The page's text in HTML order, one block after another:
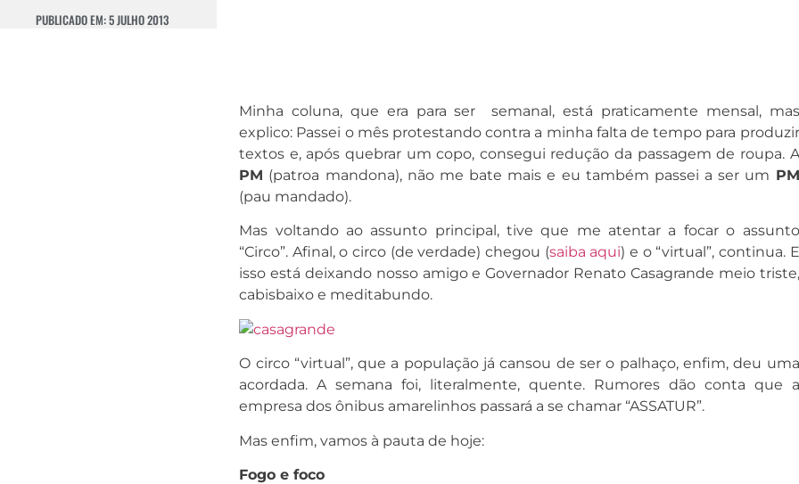
PUBLICADO EM:5 JULHO 2013
Minha coluna, que era para ser semanal, está praticamente mensal, mas
explico: Passei o mês protestando contra a minha falta de tempo para produzir
textos e, após quebrar um copo, consegui redução da passagem de roupa. A
PM (patroa mandona), não me bate mais e eu também passei a ser um PM
(pau mandado).
Mas voltando ao assunto principal, tive que me atentar a focar o assunto
“Circo”. Afinal, o circo (de verdade) chegou (saiba aqui) e o “virtual”, continua. E
isso está deixando nosso amigo e Governador Renato Casagrande meio triste,
cabisbaixo e meditabundo.
O circo “virtual”, que a população já cansou de ser o palhaço, enfim, deu uma
acordada. A semana foi, literalmente, quente. Rumores dão conta que a
empresa dos ônibus amarelinhos passará a se chamar “ASSATUR”.
Mas enfim, vamos à pauta de hoje:
Fogo e foco